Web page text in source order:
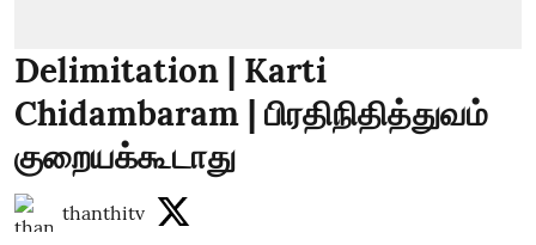
Delimitation | Karti
Chidambaram | பிரதிநிதித்துவம்
குறையக்கூடாது
thanthitv